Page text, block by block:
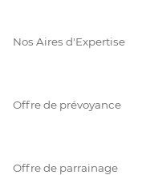
Nos Aires d'Expertise
Offre de prévoyance
Offre de parrainage